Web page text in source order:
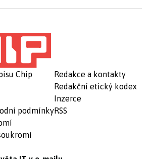
Chip
podmínky
Redakce a kontakty
Redakční etický kodex
Inzerce
RSS